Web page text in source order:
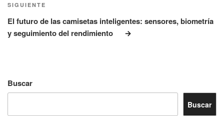
Siguiente
entrada
SIGUIENTE
El futuro de las camisetas inteligentes: sensores, biometría
y seguimiento del rendimiento
Buscar
Buscar